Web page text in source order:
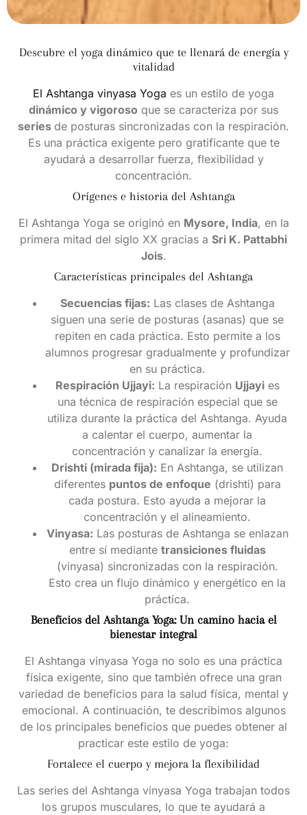
Descubre el yoga dinámico que te llenará de energía y
vitalidad
El Ashtanga vinyasa Yoga es un estilo de yoga
dinámico y vigoroso que se caracteriza por sus
series de posturas sincronizadas con la respiración.
Es una práctica exigente pero gratificante que te
ayudará a desarrollar fuerza, flexibilidad y
concentración.
Orígenes e historia del Ashtanga
El Ashtanga Yoga se originó en Mysore, India, en la
primera mitad del siglo XX gracias a Sri K. Pattabhi
Jois.
Características principales del Ashtanga
Secuencias fijas: Las clases de Ashtanga
siguen una serie de posturas (asanas) que se
repiten en cada práctica. Esto permite a los
alumnos progresargradualmente y profundizar
en su práctica.
Respiración Ujjayi: La respiración Ujjayies
una técnica de respiración especial que se
utiliza durante la práctica del Ashtanga. Ayuda
a calentar el cuerpo, aumentar la
concentración y canalizar la energía.
Drishti (mirada fija): En Ashtanga, se utilizan
diferentes puntos de enfoque (drishti) para
cada postura. Esto ayuda a mejorar la
concentración y el alineamiento.
Vinyasa: Las posturas de Ashtanga se enlazan
entre sí mediante transiciones fluidas
(vinyasa) sincronizadas con la respiración.
Esto crea un flujo dinámico y energético en la
práctica.
Beneficios del Ashtanga Yoga: Un camino hacia el
bienestar integral
El Ashtanga vinyasa Yoga no solo es una práctica
física exigente, sino que también ofrece una gran
variedad de beneficios para la salud física, mental y
emocional. A continuación, te describimos algunos
de los principales beneficios que puedes obtener al
practicar este estilo de yoga:
Fortalece el cuerpo y mejora la flexibilidad
Las series del Ashtanga vinyasa Yoga trabajan todos
los grupos musculares, lo que te ayudará a